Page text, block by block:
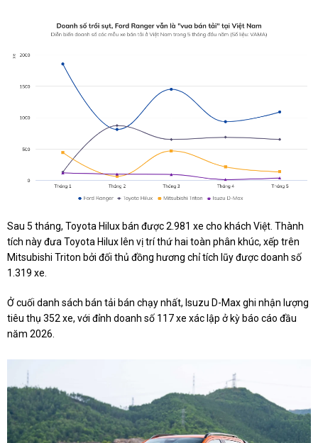
Sau 5 tháng, Toyota Hilux bán được 2.981 xe cho khách Việt. Thành
tích này đưa Toyota Hilux lên vị trí thứ hai toàn phân khúc, xếp trên
Mitsubishi Triton bởi đối thủ đồng hương chỉ tích lũy được doanh số
1.319 xe.
Ở cuối danh sách bán tải bán chạy nhất, Isuzu D-Max ghi nhận lượng
tiêu thụ 352 xe, với đỉnh doanh số 117 xe xác lập ở kỳ báo cáo đầu
năm 2026.